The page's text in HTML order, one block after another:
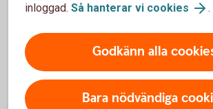
ISO20022 i mars 2023
High-Value-Payments gick över till
standard för en stor del av våra
betalningar: EUR med större belopp
inloggad. Så hanterar vi cookies .
Godkänn alla
Bara nödvändiga